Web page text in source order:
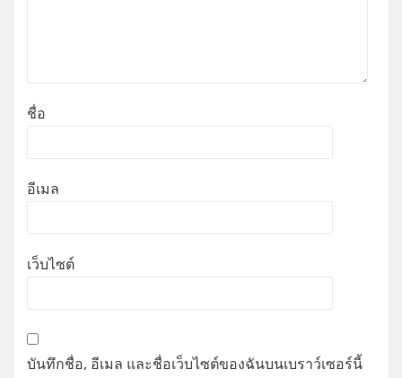
ชื่อ
อีเมล
เว็บไซต์
บันทึกชื่อ, อีเมล และชื่อเว็บไซต์ของฉันบนเบราว์เซอร์นี้